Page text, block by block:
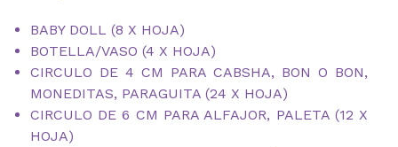
BABY DOLL (8 X HOJA)
BOTELLA/VASO (4 X HOJA)
CIRCULO DE 4 CM PARA CABSHA, BON O BON,
MONEDITAS, PARAGUITA (24 X HOJA)
CIRCULO DE 6 CM PARA ALFAJOR, PALETA (12 X
HOJA)